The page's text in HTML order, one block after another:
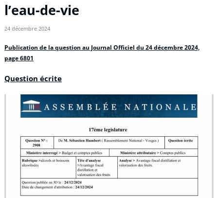
l’eau-de-vie
24 décembre 2024
Publication de la question au Journal Officiel du 24 décembre 2024,
page 6801
Question écrite